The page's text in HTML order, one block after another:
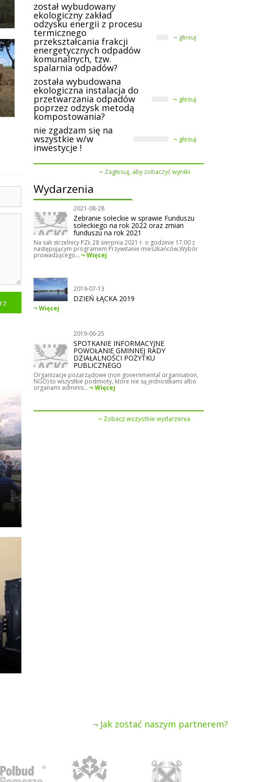
został wybudowany
ekologiczny zakład
odzysku energii z procesu
termicznego
przekształcania frakcji
energetycznych odpadów
komunalnych, tzw.
spalarnia odpadów?
głosuj
została wybudowana
ekologiczna instalacja do
przetwarzania odpadów
poprzez odzysk metodą
kompostowania?
głosuj
nie zgadzam się na
wszystkie w/w
inwestycje !
głosuj
Zagłosuj, aby zobaczyć wyniki
Wydarzenia
2021-08-28
Zebranie sołeckie w sprawie Funduszu
sołeckiego na rok 2022 oraz zmian
funduszu na rok 2021
Na sali strzelnicy PZŁ 28 sierpnia 2021 r. o godzinie 17:00 z
następującym programem Przywitanie mieszkańców,Wybór
prowadzącego... Więcej
2019-07-13
DZIEŃ ŁĄCKA 2019
Więcej
2019-06-25
SPOTKANIE INFORMACYJNE
POWOŁANIE GMINNEJ RADY
DZIAŁALNOŚCI POŻYTKU
PUBLICZNEGO
Organizacje pozarządowe (non governmental organisation,
NGO) to wszystkie podmioty, które nie są jednostkami albo
organami adminis... Więcej
Zobacz wszystkie wydarzenia
Jak zostać naszym partnerem?